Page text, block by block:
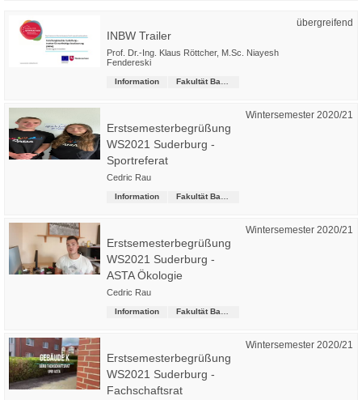
übergreifend
INBW Trailer
Prof. Dr.-Ing. Klaus Röttcher, M.Sc. Niayesh
Fendereski
Information
Wintersemester 2020/21
Erstsemesterbegrüßung
WS2021 Suderburg -
Sportreferat
Cedric Rau
Information
Wintersemester 2020/21
Erstsemesterbegrüßung
WS2021 Suderburg -
ASTA Ökologie
Cedric Rau
Information
Wintersemester 2020/21
Erstsemesterbegrüßung
WS2021 Suderburg -
Fachschaftsrat